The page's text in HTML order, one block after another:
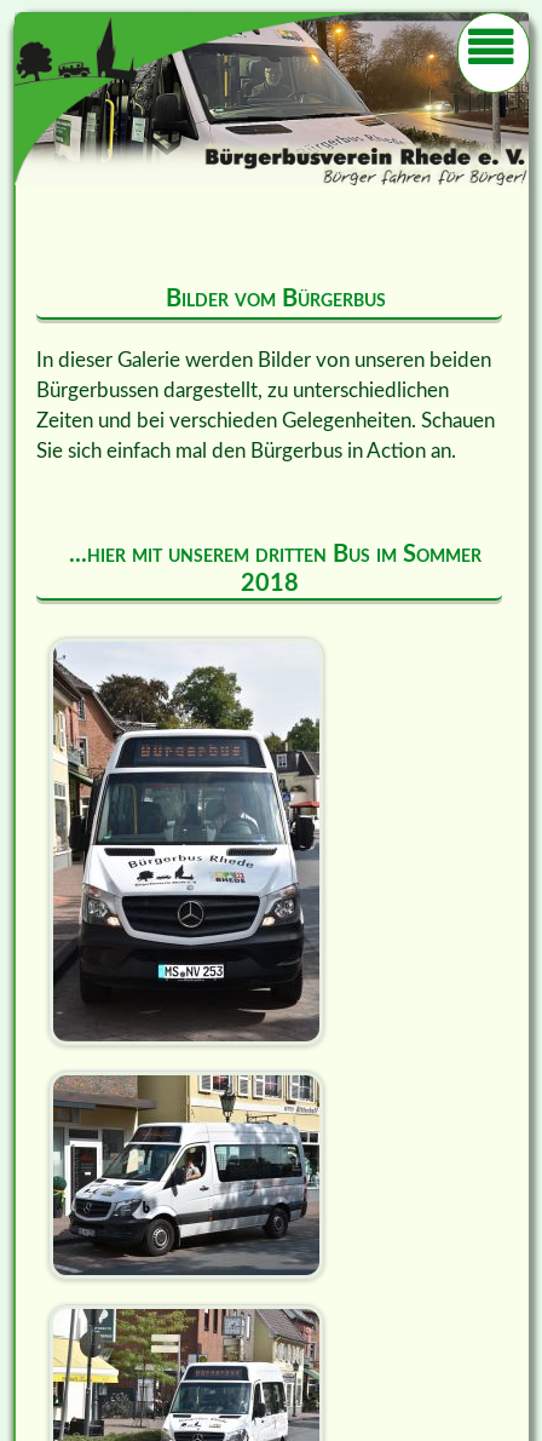
Bilder vom Bürgerbus
In dieser Galerie werden Bilder von unseren beiden
Bürgerbussen dargestellt, zu unterschiedlichen
Zeiten und bei verschieden Gelegenheiten. Schauen
Sie sich einfach mal den Bürgerbus in Action an.
...hier mit unserem dritten Bus im Sommer
2018